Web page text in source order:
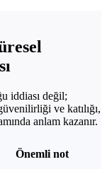
iddiası değil;
ve katılığı,
anlam kazanır.
Önemli not